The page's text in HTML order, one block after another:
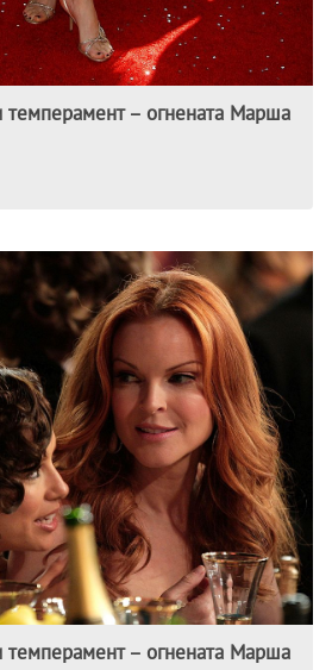
темперамент – огнената Марша
темперамент – огнената Марша